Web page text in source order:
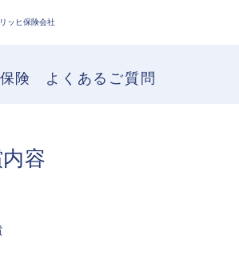
ッヒ保険会社
険 よくあるご質問
容